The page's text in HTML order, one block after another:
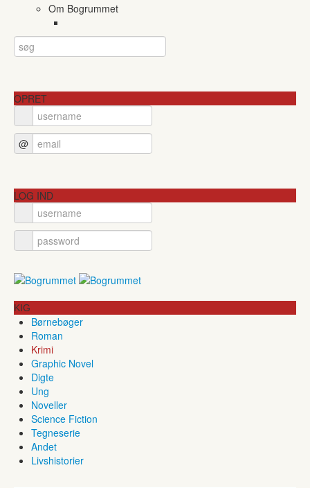
Om Bogrummet
OPRET
@
LOG IND
KIG
Børnebøger
Roman
Krimi
Graphic Novel
Digte
Ung
Noveller
Science Fiction
Tegneserie
Andet
Livshistorier